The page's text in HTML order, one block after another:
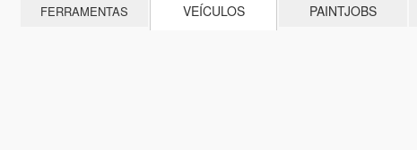
FERRAMENTAS VEÍCULOS PAINTJOBS